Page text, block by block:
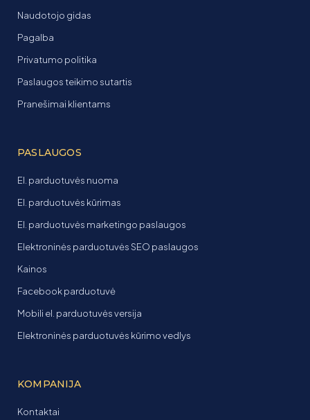
Naudotojo gidas
Pagalba
Privatumo politika
Paslaugos teikimo sutartis
Pranešimai klientams
PASLAUGOS
El. parduotuvės nuoma
El. parduotuvės kūrimas
El. parduotuvės marketingo paslaugos
Elektroninės parduotuvės SEO paslaugos
Kainos
Facebook parduotuvė
Mobili el. parduotuvės versija
Elektroninės parduotuvės kūrimo vedlys
KOMPANIJA
Kontaktai